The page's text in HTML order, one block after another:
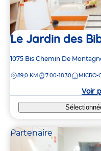
Le Jardin des
Adresse
la
1075 Bis Chemin De
DISTANCE
89,0 KM 7:00-18:30 MICRO-
Voir
Partenaire